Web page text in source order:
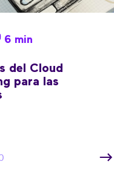
6 min
del Cloud
para las